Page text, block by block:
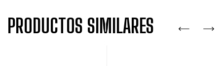
PRODUCTOS SIMILARES